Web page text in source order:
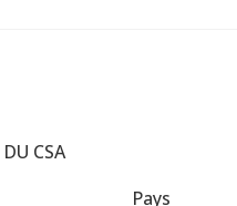
CSA
Pays